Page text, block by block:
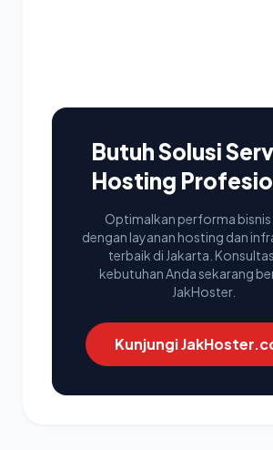
Butuh Solusi
Hosting
Optimalkan performa bisnis
dengan layanan hosting dan
terbaik di Jakarta.
kebutuhan Anda sekarang
JakHoster.
Kunjungi